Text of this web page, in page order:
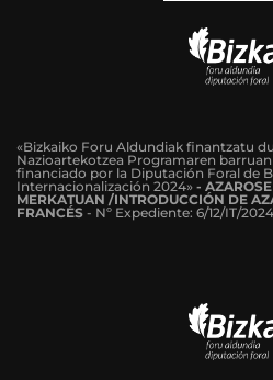
«Bizkaiko Foru Aldundiak finantzatu
Nazioartekotzea Programaren
financiado por la Diputación Foral de
Internacionalización 2024» -
MERKATUAN /INTRODUCCIÓN DE
FRANCÉS - Nº Expediente: 6/12/IT/